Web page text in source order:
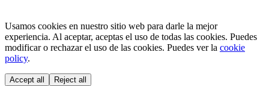
Usamos cookies en nuestro sitio web para darle la mejor
experiencia. Al aceptar, aceptas el uso de todas las cookies. Puedes
modificar o rechazar el uso de las cookies. Puedes ver la cookie
policy.
Accept all Reject all